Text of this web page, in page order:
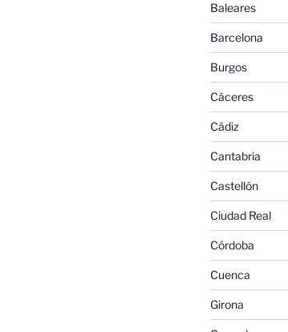
Baleares
Barcelona
Burgos
Cáceres
Cádiz
Cantabria
Castellón
Ciudad Real
Córdoba
Cuenca
Girona